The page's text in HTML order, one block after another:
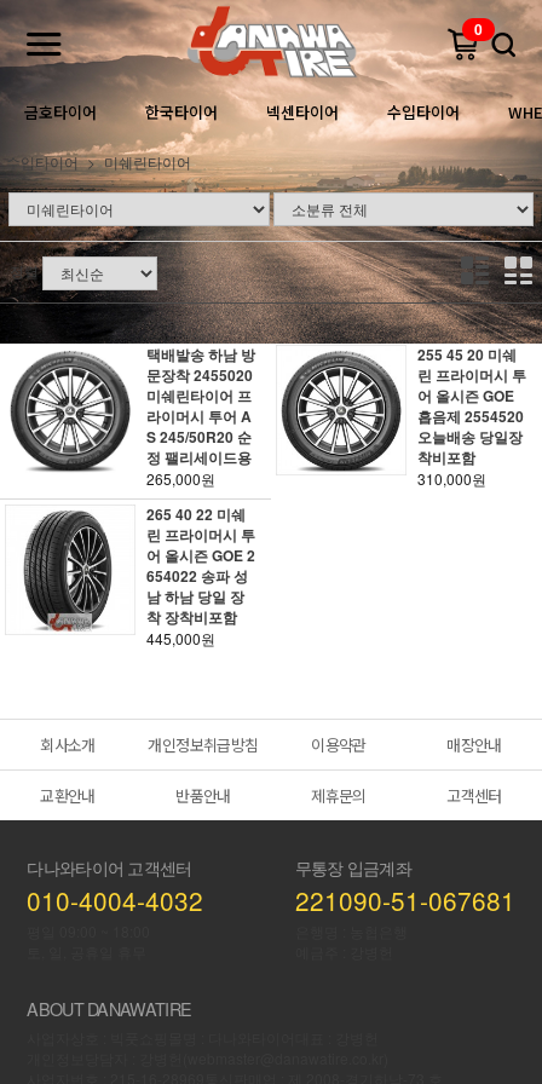
0
금호타이어 한국타이어 넥센타이어 수입타이어
수입타이어 미쉐린타이어
정렬
택배발송 하남 방
문장착 2455020
미쉐린타이어 프
라이머시 투어 A
S 245/50R20 순
정 팰리세이드용
265,000원
255 45 20 미쉐
린 프라이머시 투
어 올시즌 GOE
흡음제 2554520
오늘배송 당일장
착비포함
310,000원
265 40 22 미쉐
린 프라이머시 투
어 올시즌 GOE 2
654022 송파 성
남 하남 당일 장
착 장착비포함
445,000원
회사소개 개인정보취급방침 이용약관 매장안내
교환안내 반품안내 제휴문의 고객센터
다나와타이어 고객센터
010-4004-4032
무통장 입금계좌
221090-51-067681
ABOUT DANAWATIRE